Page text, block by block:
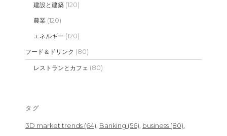
建設と建築 (120)
農業 (120)
エネルギー (120)
フード＆ドリンク (80)
レストランとカフェ (80)
タグ
3D market trends (64) Banking (56) business (80)